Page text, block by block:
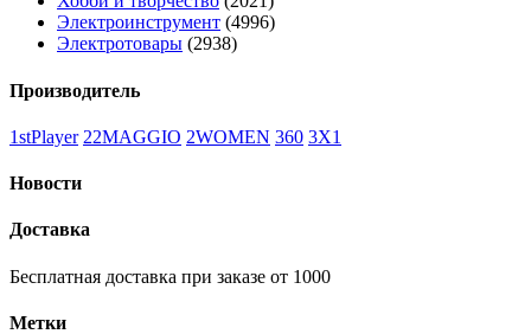
Электроинструмент (4996)
Электротовары (2938)
Производитель
1stPlayer 22MAGGIO 2WOMEN 360 3X1
Новости
Доставка
Бесплатная доставка при заказе от 1000
Метки